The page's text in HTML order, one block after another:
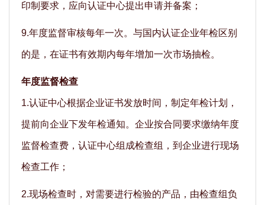
印制要求，应向认证中心提出申请并备案；
9.年度监督审核每年一次。与国内认证企业年检区别
的是，在证书有效期内每年增加一次市场抽检。
年度监督检查
1.认证中心根据企业证书发放时间，制定年检计划，
提前向企业下发年检通知。企业按合同要求缴纳年度
监督检查费，认证中心组成检查组，到企业进行现场
检查工作；
2.现场检查时，对需要进行检验的产品，由检查组负